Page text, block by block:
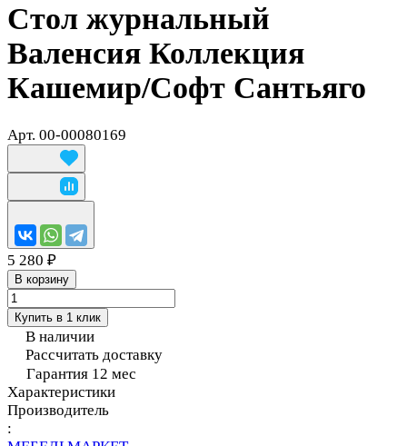
Стол журнальный
Валенсия Коллекция
Кашемир/Софт Сантьяго
Арт. 00-00080169
5 280 ₽
В корзину
Купить в 1 клик
В наличии
Рассчитать доставку
Гарантия 12 мес
Характеристики
Производитель
: